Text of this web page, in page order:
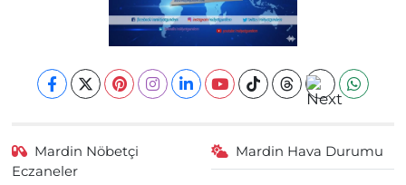
Mardin Nöbetçi
Eczaneler
Mardin Hava Durumu